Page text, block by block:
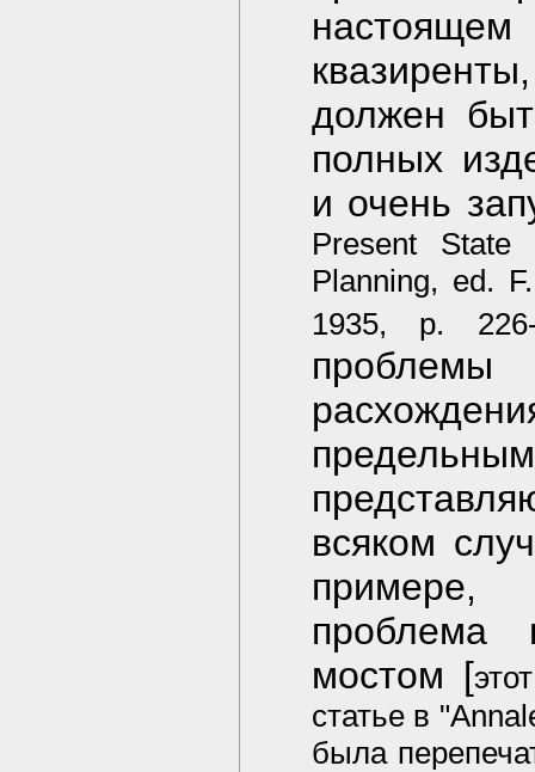
должен
полных
и очень
Present
Planning, ed.
1935, p.
проблемы
всяком
примере,
проблема
мостом [
статье в
была